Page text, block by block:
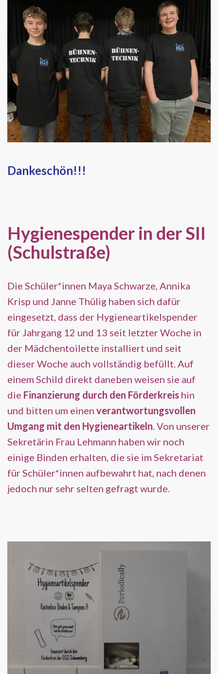
Dankeschön!!!
Hygienespender in der SII
(Schulstraße)
Die Schüler*innen Maya Schwarze, Annika
Krisp und Janne Thülig haben sich dafür
eingesetzt, dass der Hygieneartikelspender
für Jahrgang 12 und 13 seit letzter Woche in
der Mädchentoilette installiert und seit
dieser Woche auch vollständig befüllt. Auf
einem Schild direkt daneben weisen sie auf
die Finanzierung durch den Förderkreis hin
und bitten um einen verantwortungsvollen
Umgang mit den Hygieneartikeln. Von unserer
Sekretärin Frau Lehmann haben wir noch
einige Binden erhalten, die sie im Sekretariat
für Schüler*innen aufbewahrt hat, nach denen
jedoch nur sehr selten gefragt wurde.